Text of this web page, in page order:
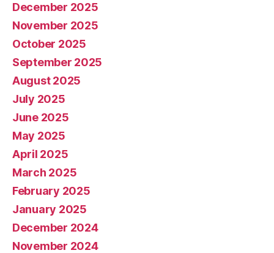
December 2025
November 2025
October 2025
September 2025
August 2025
July 2025
June 2025
May 2025
April 2025
March 2025
February 2025
January 2025
December 2024
November 2024